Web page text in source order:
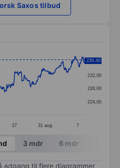
Saxos tilbud
points.
categories.
displaying values. Data
27 31 aug 7
224,00
228,00
232,00
236,00
236,40
3 mdr 6 mdr
adgang til flere diagrammer